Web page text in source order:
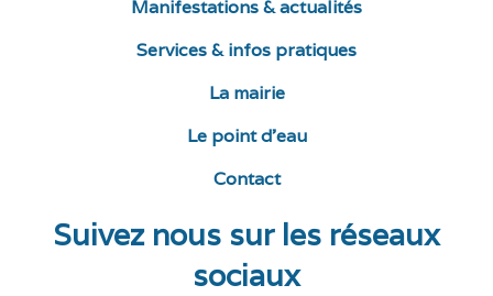
Manifestations & actualités
Services & infos pratiques
La mairie
Le point d’eau
Contact
Suivez nous sur les réseaux
sociaux